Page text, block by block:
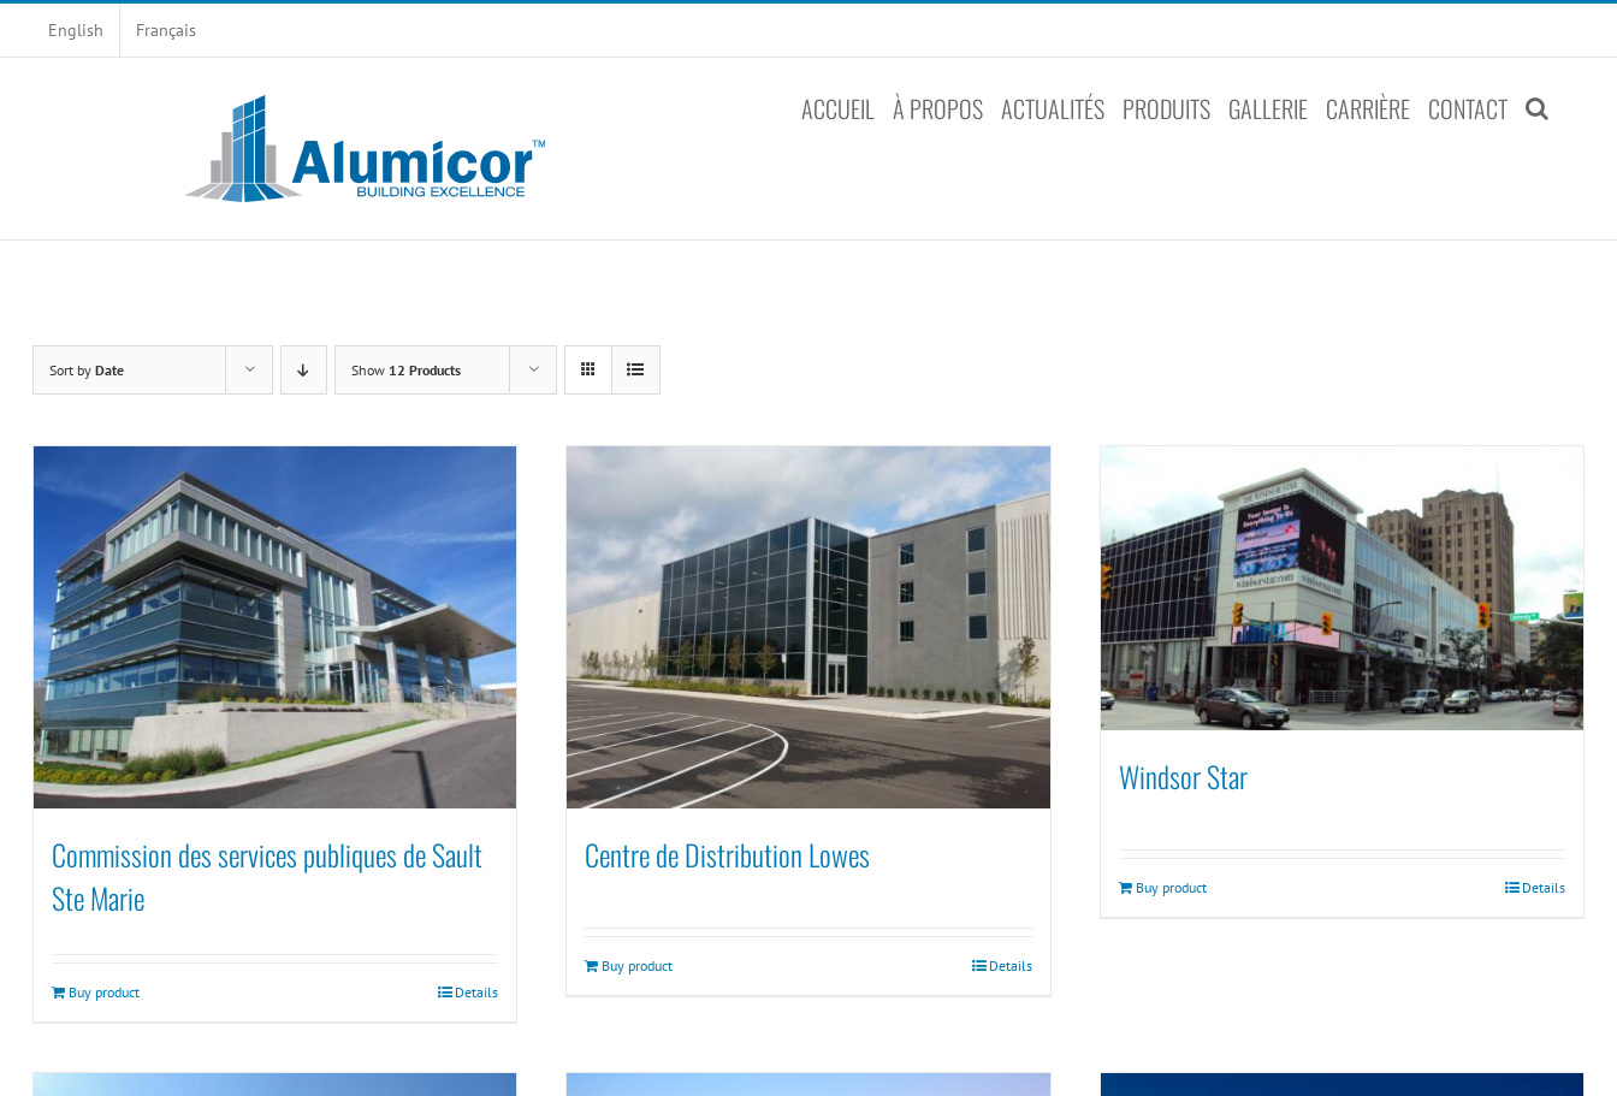
English Français
ACCUEIL À PROPOS ACTUALITÉS PRODUITS GALLERIE CARRIÈRE CONTACT
Sort by Date Show 12 Products
Commission des services publiques de Sault
Ste Marie
Buy product Details
Centre de Distribution Lowes
Buy product Details
Windsor Star
Buy product Details